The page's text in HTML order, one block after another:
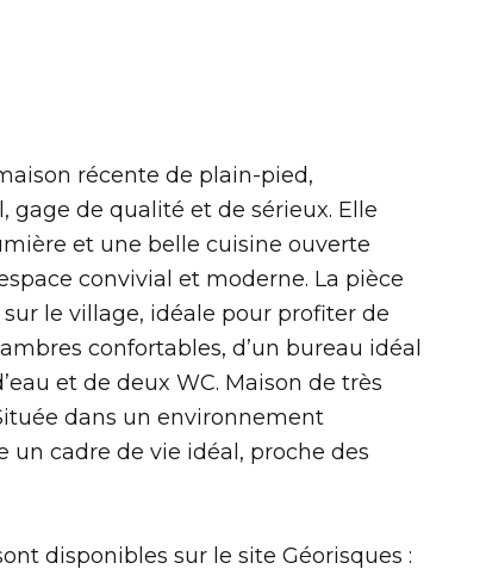
récente de plain-pied,
de qualité et de sérieux. Elle
et une belle cuisine ouverte
convivial et moderne. La pièce
le village, idéale pour profiter de
confortables, d’un bureau idéal
et de deux WC. Maison de très
dans un environnement
cadre de vie idéal, proche des
disponibles sur le site Géorisques :